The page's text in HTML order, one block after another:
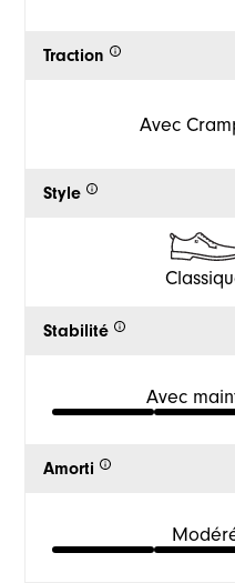
Traction
Avec
Style
Stabilité
Avec
Amorti